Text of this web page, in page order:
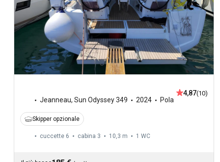
Jeanneau, Sun Odyssey 349 2024 Pola
4,87(10)
Skipper opzionale
cuccette 6 cabina 3 10,3 m 1 WC